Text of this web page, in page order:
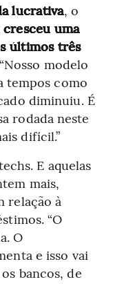
lucrativa, o
cresceu uma
últimos três
modelo
tempos como
diminuiu. É
rodada neste
difícil.”
E aquelas
mais,
relação à
“O
O
e isso vai
bancos, de